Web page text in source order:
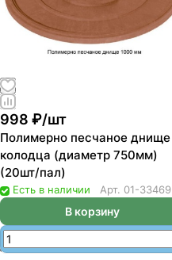
998 ₽/шт
Полимерно песчаное днище
колодца (диаметр 750мм)
(20шт/пал)
Есть в наличии Арт. 01-33469
В корзину